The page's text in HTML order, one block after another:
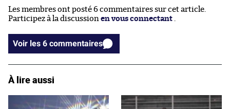
Les membres ont posté 6 commentaires sur cet article.
Participez à la discussion en vous connectant .
Voir les 6 commentaires
À lire aussi